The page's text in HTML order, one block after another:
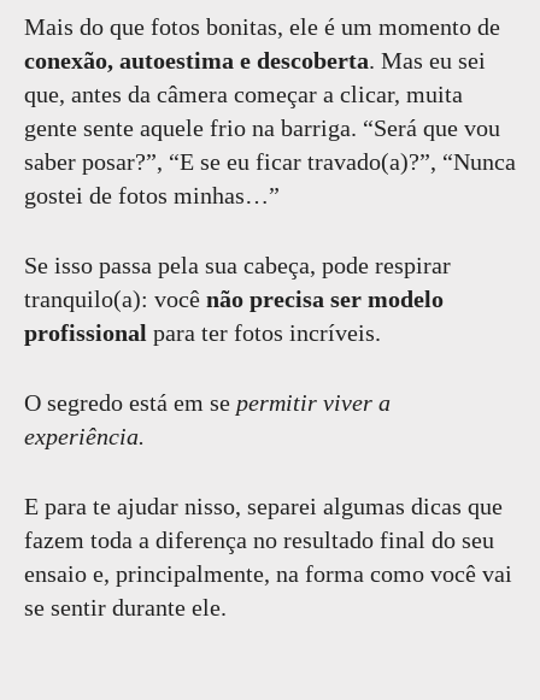
Mais do que fotos bonitas, ele é um momento de
conexão, autoestima e descoberta. Mas eu sei
que, antes da câmera começar a clicar, muita
gente sente aquele frio na barriga. “Será que vou
saber posar?”, “E se eu ficar travado(a)?”, “Nunca
gostei de fotos minhas…”
Se isso passa pela sua cabeça, pode respirar
tranquilo(a): você não precisa ser modelo
profissional para ter fotos incríveis.
O segredo está em se permitir viver a
experiência.
E para te ajudar nisso, separei algumas dicas que
fazem toda a diferença no resultado final do seu
ensaio e, principalmente, na forma como você vai
se sentir durante ele.